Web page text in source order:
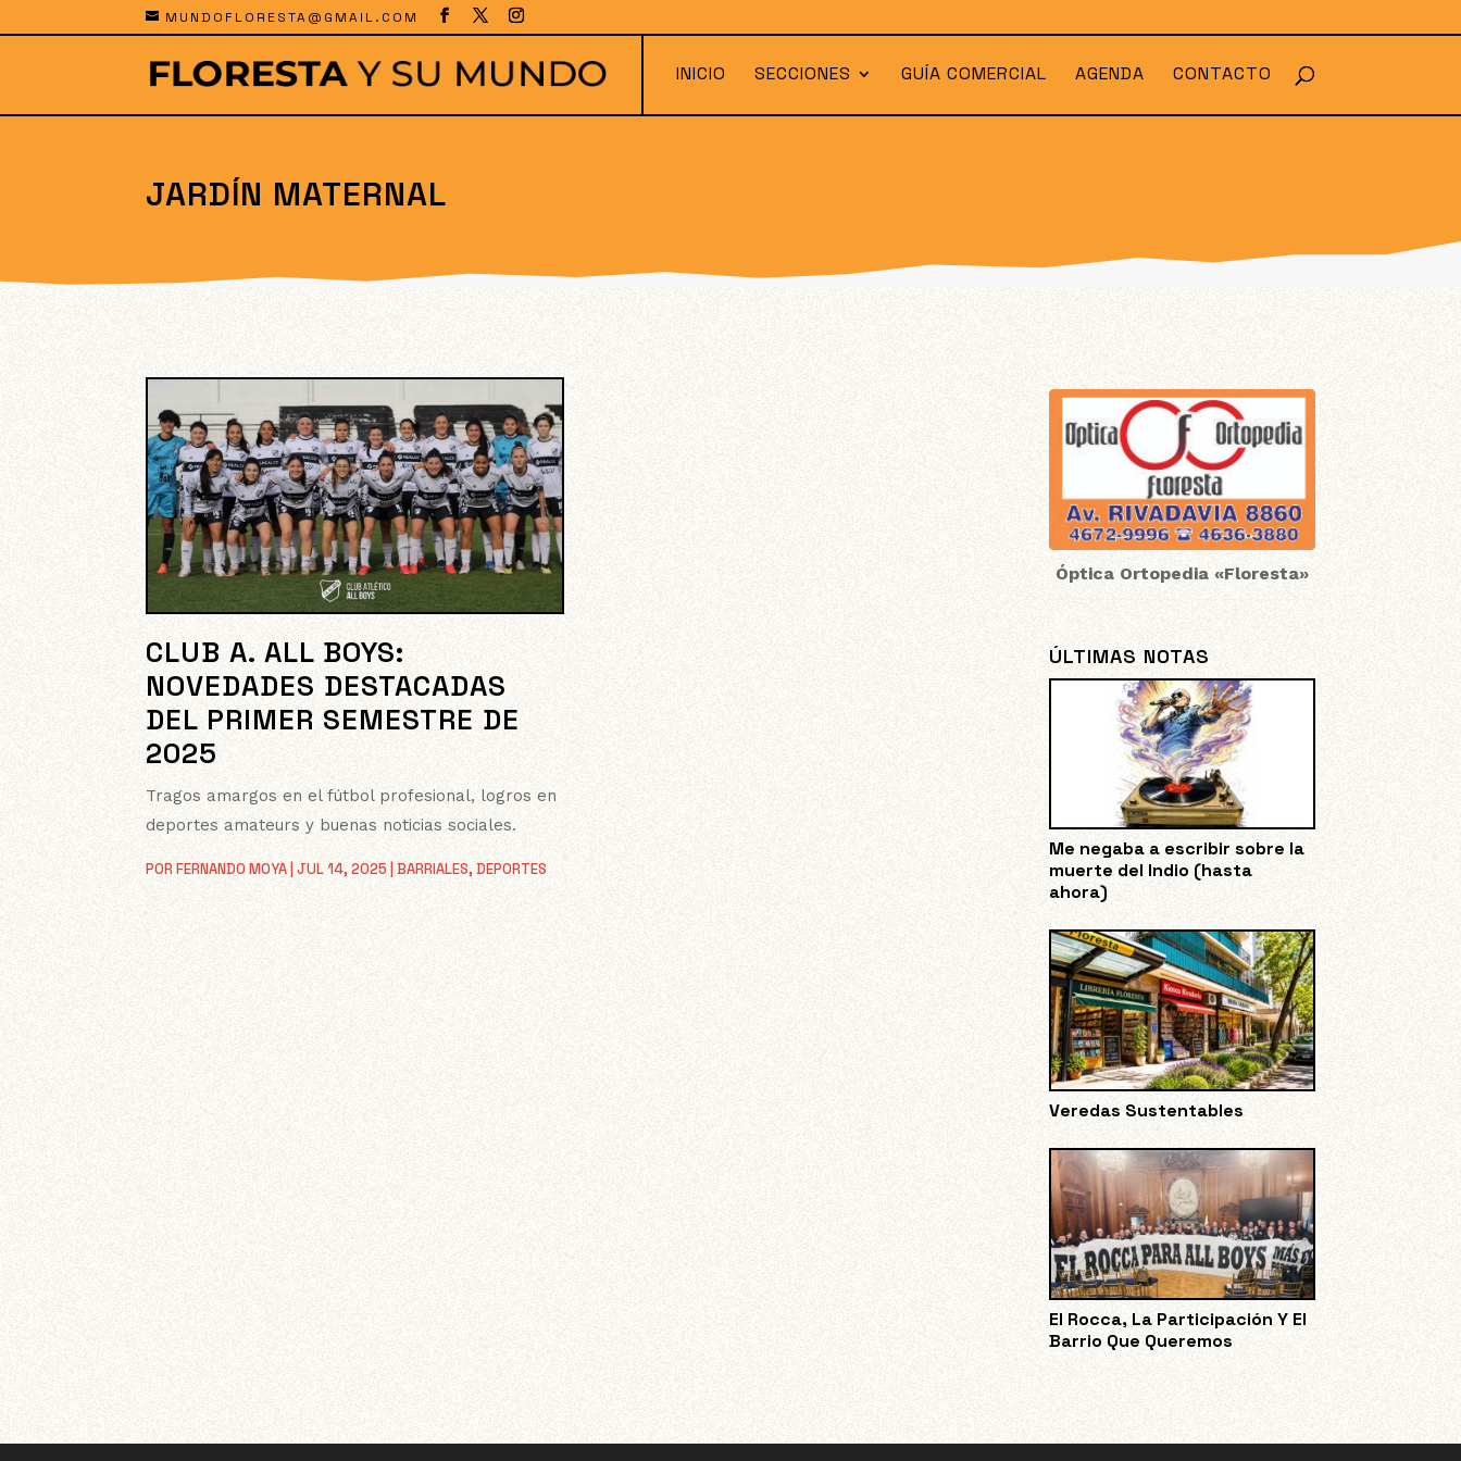
MUNDOFLORESTA@GMAIL.COM
INICIO SECCIONES GUÍA COMERCIAL AGENDA CONTACTO
JARDÍN MATERNAL
CLUB A. ALL BOYS:
NOVEDADES DESTACADAS
DEL PRIMER SEMESTRE DE
2025
PORFERNANDO MOYA |JUL 14, 2025 |BARRIALES,DEPORTES
Tragos amargos en el fútbol profesional, logros en
deportes amateurs y buenas noticias sociales.
Óptica Ortopedia «Floresta»
ÚLTIMAS NOTAS
Me negaba a escribir sobre la
muerte del Indio (hasta
ahora)
Veredas Sustentables
El Rocca, La Participación Y El
Barrio Que Queremos